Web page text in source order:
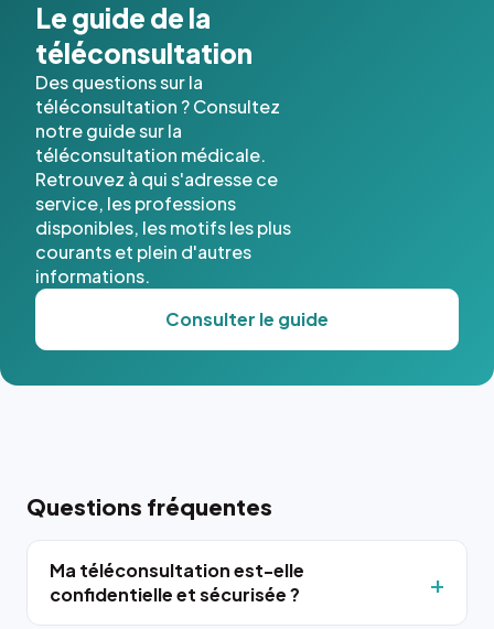
Le guide de la
téléconsultation
Des questions sur la
téléconsultation ? Consultez
notre guide sur la
téléconsultation médicale.
Retrouvez à qui s'adresse ce
service, les professions
disponibles, les motifs les plus
courants et plein d'autres
informations.
Consulter le guide
Questions fréquentes
Ma téléconsultation est-elle
confidentielle et sécurisée ?